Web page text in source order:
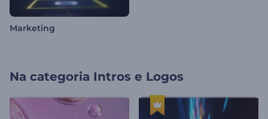
Marketing
Na categoria Intros e Logos